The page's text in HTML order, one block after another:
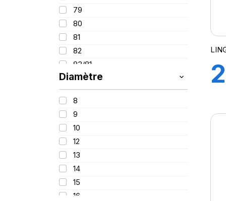
215
225
235
245
255
265
275
295
315
445
100
79
80
81
82
83/81
84
86
87
88
88/86
89
90
91
92
Diamètre
8
9
10
12
13
14
15
16